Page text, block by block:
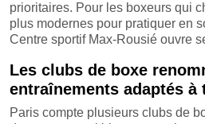
prioritaires. Pour les boxeurs qui
plus modernes pour pratiquer en
Centre sportif Max-Rousié ouvre
Les clubs de boxe
entraînements adaptés à
Paris compte plusieurs clubs de